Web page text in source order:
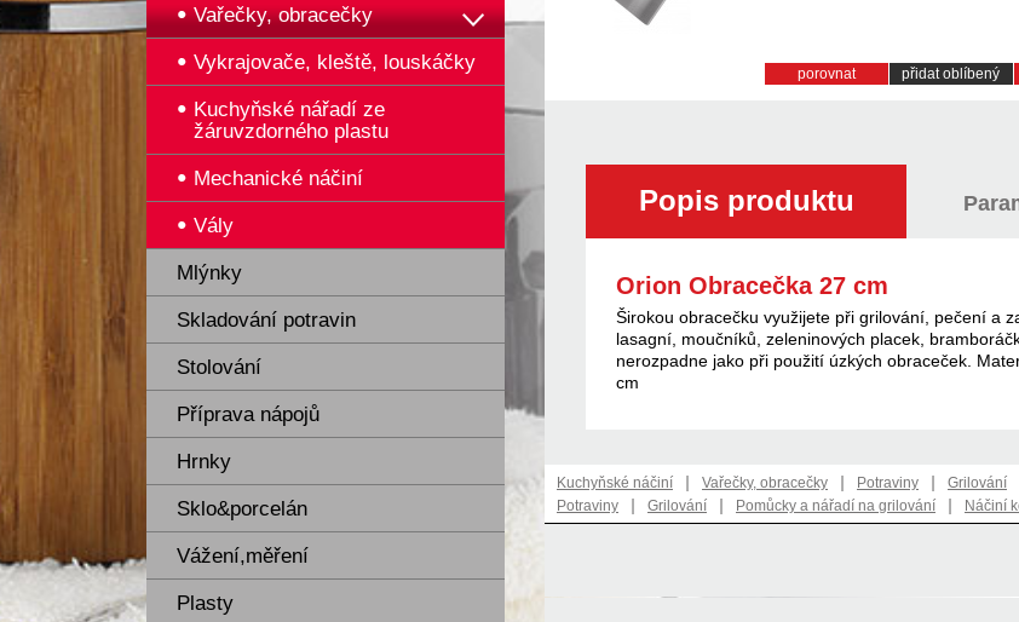
Vařečky, obracečky
Vykrajovače, kleště, louskáčky
Kuchyňské nářadí ze
žáruvzdorného plastu
Mechanické náčiní
Vály
Mlýnky
Skladování potravin
Stolování
Příprava nápojů
Hrnky
Sklo&porcelán
Vážení,měření
Plasty
porovnat přidat oblíbený
Popis produktu
Orion Obracečka 27 cm
Širokou obracečku využijete při grilování, pečení a
lasagní, moučníků, zeleninových placek,
nerozpadne jako při použití úzkých obraceček.
cm
Kuchyňské náčiní | Vařečky, obracečky | Potraviny | Grilování
Potraviny | Grilování | Pomůcky a nářadí na grilování | Náčiní